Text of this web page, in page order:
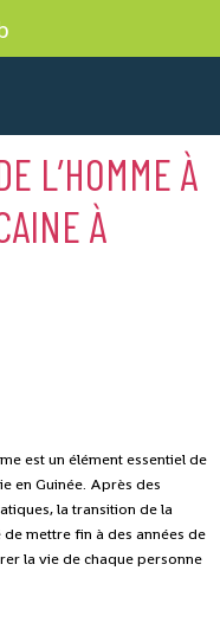
L’HOMME À
À
est un élément essentiel de
en Guinée. Après des
la transition de la
mettre fin à des années de
la vie de chaque personne